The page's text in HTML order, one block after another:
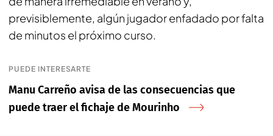
previsiblemente, algún jugador enfadado por falta
de minutos el próximo curso.
PUEDE INTERESARTE
Manu Carreño avisa de las consecuencias que
puede traer el fichaje de Mourinho